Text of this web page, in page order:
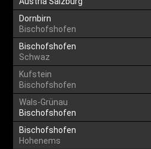
Dornbirn
Bischofshofen
Bischofshofen
Schwaz
Kufstein
Bischofshofen
Wals-Grünau
Bischofshofen
Bischofshofen
Hohenems